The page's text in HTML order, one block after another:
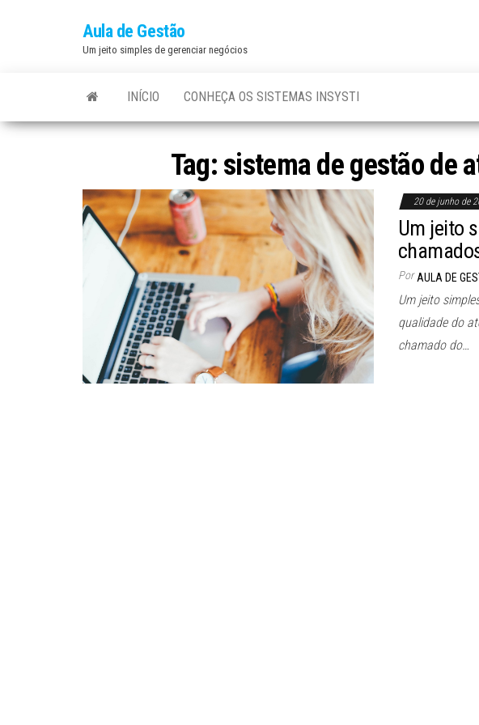
Aula de Gestão
Um jeito simples de gerenciar negócios
INÍCIO CONHEÇA OS SISTEMAS INSYSTI
Tag: sistema de gestão de
20 de junho de
Um jeito
Por AULA DE
Um jeito
qualidade do
chamado do…